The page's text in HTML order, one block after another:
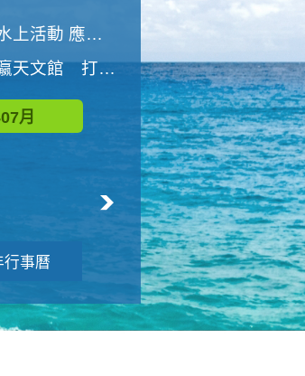
業生限額免費參加
沉浸式天文探索營隊
月
與國家公園有約-優游潮間
115年08月
行事曆